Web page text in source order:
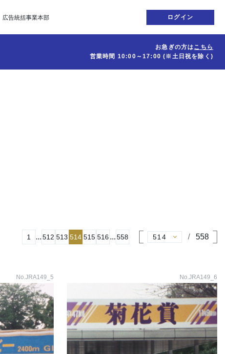
広告統括事業本部 ログイン
お急ぎの方はこちら
営業時間 10:00～17:00(※土日祝を除く)
1 ...512 513 514 515 516...558 558
No.JRA149_5 No.JRA149_6